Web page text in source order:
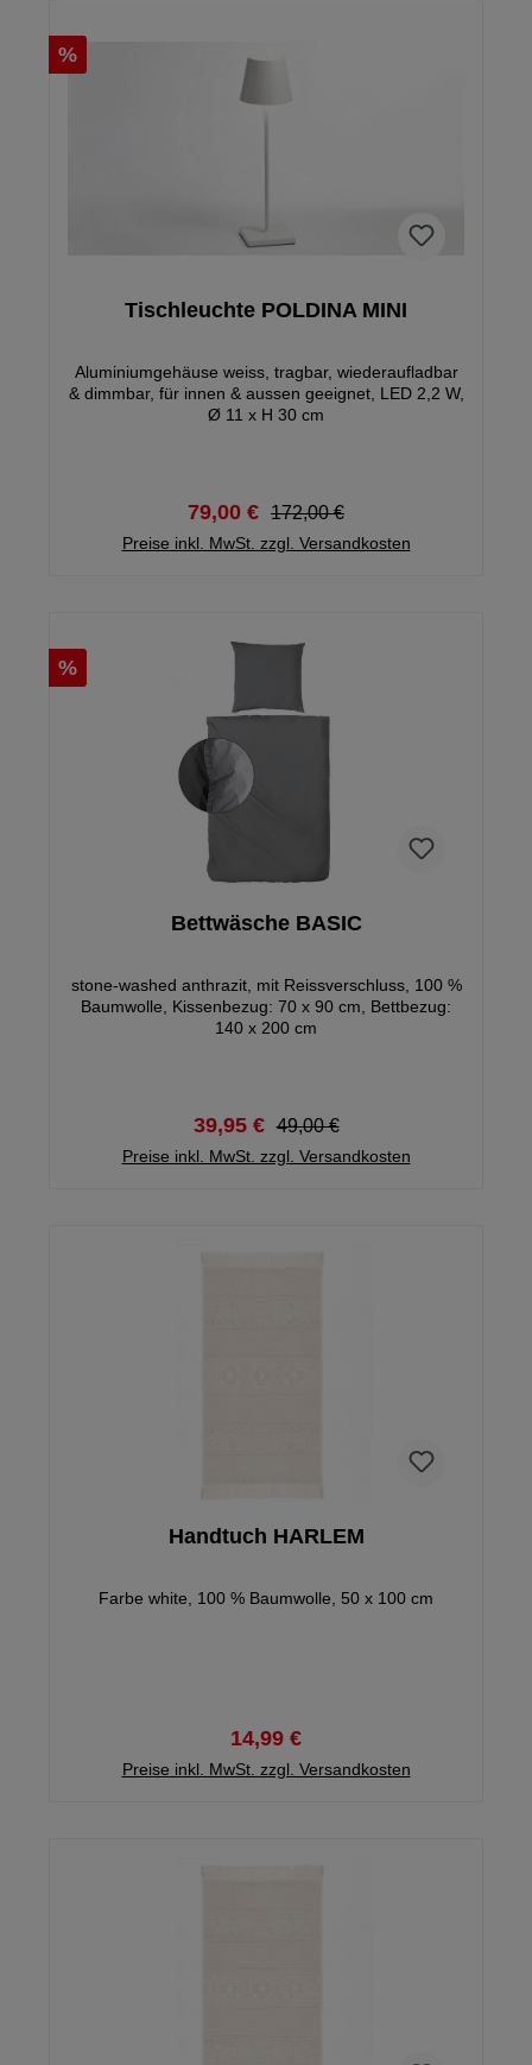
%
Tischleuchte POLDINA MINI
Aluminiumgehäuse weiss, tragbar, wiederaufladbar
& dimmbar, für innen & aussen geeignet, LED 2,2 W,
Ø 11 x H 30 cm
79,00 € 172,00 €
Preise inkl. MwSt. zzgl. Versandkosten
%
Bettwäsche BASIC
stone-washed anthrazit, mit Reissverschluss, 100 %
Baumwolle, Kissenbezug: 70 x 90 cm, Bettbezug:
140 x 200 cm
39,95 € 49,00 €
Preise inkl. MwSt. zzgl. Versandkosten
Handtuch HARLEM
Farbe white, 100 % Baumwolle, 50 x 100 cm
14,99 €
Preise inkl. MwSt. zzgl. Versandkosten